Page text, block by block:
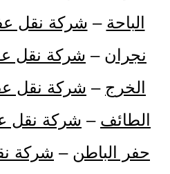
الباحة – شركة نقل
نجران – شركة نقل
الخرج – شركة نقل
الطائف – شركة نقل
حفر الباطن – شركة